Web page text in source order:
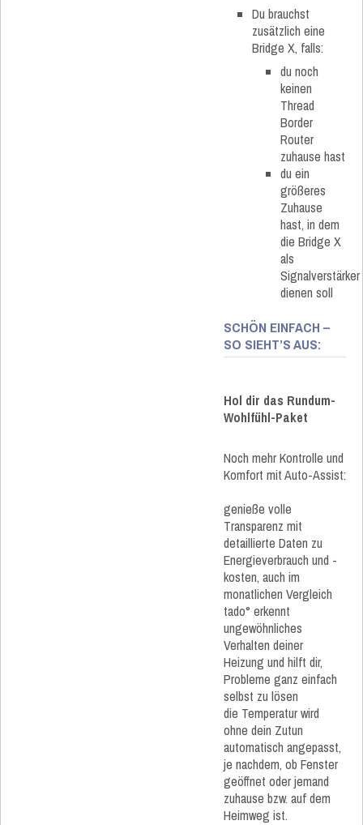
Du brauchst
zusätzlich eine
Bridge X, falls:
du noch
keinen
Thread
Border
Router
zuhause hast
du ein
größeres
Zuhause
hast, in dem
die Bridge X
als
Signalverstärker
dienen soll
SCHÖN EINFACH –
SO SIEHT’S AUS:
Hol dir das Rundum-
Wohlfühl-Paket
Noch mehr Kontrolle und
Komfort mit Auto-Assist:
genieße volle
Transparenz mit
detaillierte Daten zu
Energieverbrauch und -
kosten, auch im
monatlichen Vergleich
tado° erkennt
ungewöhnliches
Verhalten deiner
Heizung und hilft dir,
Probleme ganz einfach
selbst zu lösen
die Temperatur wird
ohne dein Zutun
automatisch angepasst,
je nachdem, ob Fenster
geöffnet oder jemand
zuhause bzw. auf dem
Heimweg ist.